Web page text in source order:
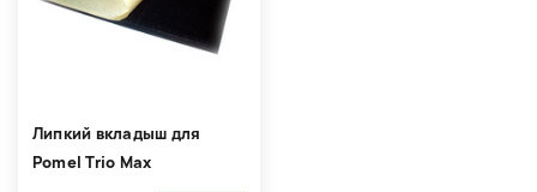
Липкий вкладыш для
Pomel Trio Max